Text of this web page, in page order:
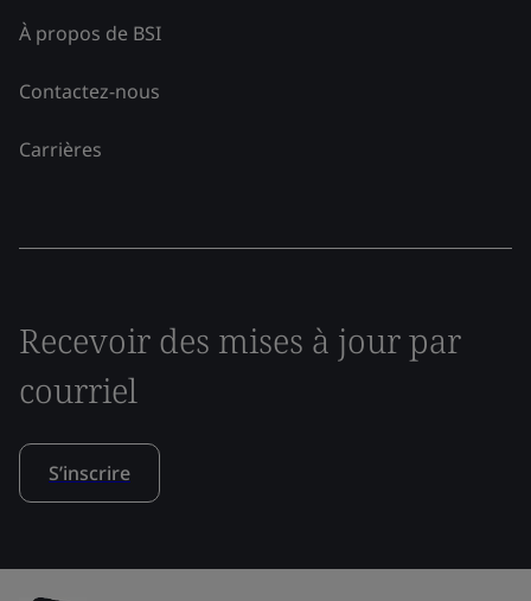
À propos de BSI
Contactez-nous
Carrières
Recevoir des mises à jour par
courriel
S’inscrire